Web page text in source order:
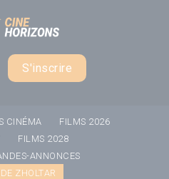
S'inscrire
CINÉMA
FILMS 2026
FILMS 2028
ANNONCES
ZHOLTAR